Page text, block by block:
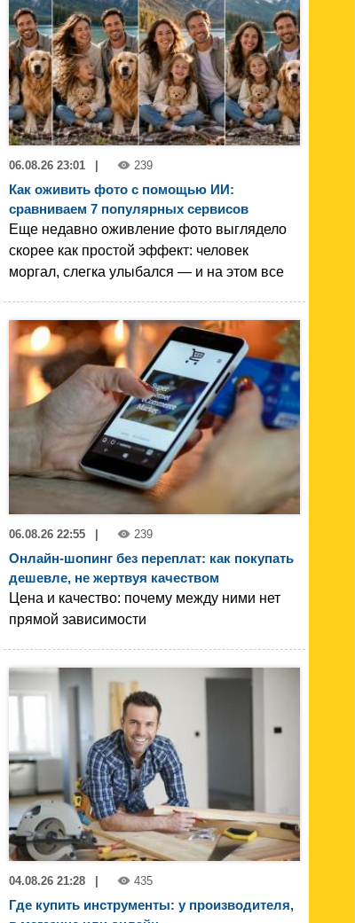
06.08.26 23:01 239
Как оживить фото с помощью ИИ:
сравниваем 7 популярных сервисов
Еще недавно оживление фото выглядело
скорее как простой эффект: человек
моргал, слегка улыбался — и на этом все
06.08.26 22:55 | 239
Онлайн-шопинг без переплат: как покупать
дешевле, не жертвуя качеством
Цена и качество: почему между ними нет
прямой зависимости
04.08.26 21:28 435
Где купить инструменты: у производителя,